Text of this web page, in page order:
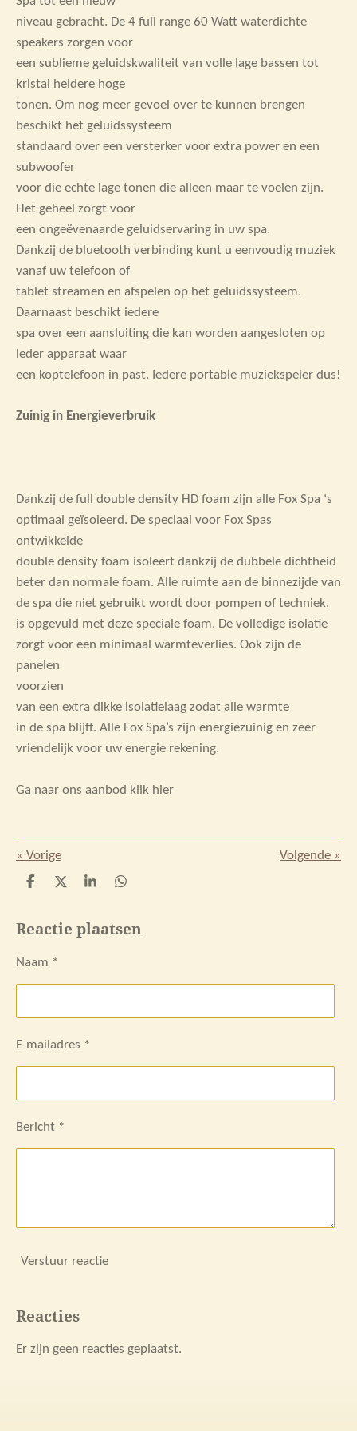
niveau gebracht. De 4 full range 60 Watt waterdichte
speakers zorgen voor
een sublieme geluidskwaliteit van volle lage bassen tot
kristal heldere hoge
tonen. Om nog meer gevoel over te kunnen brengen
beschikt het geluidssysteem
standaard over een versterker voor extra power en een
subwoofer
voor die echte lage tonen die alleen maar te voelen zijn.
Het geheel zorgt voor
een ongeëvenaarde geluidservaring in uw spa.
Dankzij de bluetooth verbinding kunt u eenvoudig muziek
vanaf uw telefoon of
tablet streamen en afspelen op het geluidssysteem.
Daarnaast beschikt iedere
spa over een aansluiting die kan worden aangesloten op
ieder apparaat waar
een koptelefoon in past. Iedere portable muziekspeler dus!
Zuinig in Energieverbruik
Dankzij de full double density HD foam zijn alle Fox Spa ‘s
optimaal geïsoleerd. De speciaal voor Fox Spas
ontwikkelde
double density foam isoleert dankzij de dubbele dichtheid
beter dan normale foam. Alle ruimte aan de binnezijde van
de spa die niet gebruikt wordt door pompen of techniek,
is opgevuld met deze speciale foam. De volledige isolatie
zorgt voor een minimaal warmteverlies. Ook zijn de
panelen
voorzien
van een extra dikke isolatielaag zodat alle warmte
in de spa blijft. Alle Fox Spa’s zijn energiezuinig en zeer
vriendelijk voor uw energie rekening.
Ga naar ons aanbod klik hier
« Vorige Volgende »
D
e
D
l
S
r
D
e
Reactie plaatsen
Naam *
E-mailadres *
Bericht *
Verstuur reactie
Reacties
Er zijn geen reacties geplaatst.